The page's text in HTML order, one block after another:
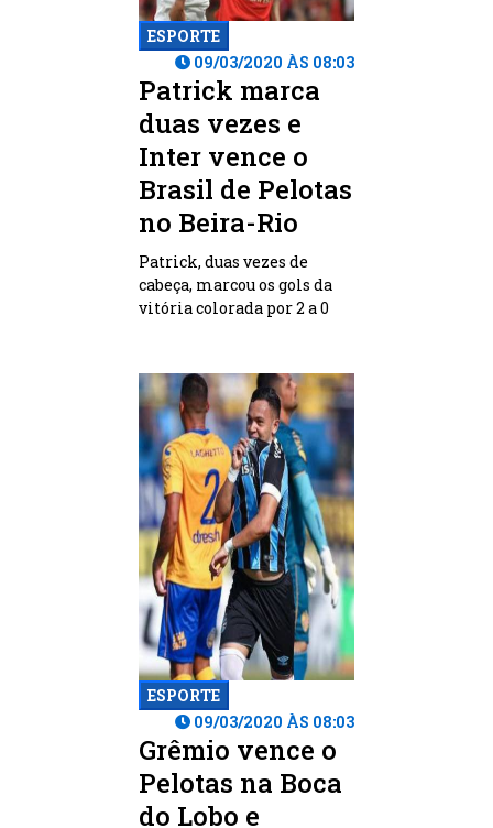
ESPORTE
09/03/2020 ÀS 08:03
Patrick marca
duas vezes e
Inter vence o
Brasil de Pelotas
no Beira-Rio
Patrick, duas vezes de
cabeça, marcou os gols da
vitória colorada por 2 a 0
ESPORTE
09/03/2020 ÀS 08:03
Grêmio vence o
Pelotas na Boca
do Lobo e